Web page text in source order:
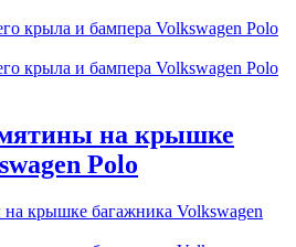
на крышке
Polo